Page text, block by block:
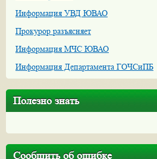
Информация УВД ЮВАО
Прокурор разъясняет
Информация МЧС ЮВАО
Информация Департамента ГОЧСиПБ
Полезно знать
Сообщить об ошибке